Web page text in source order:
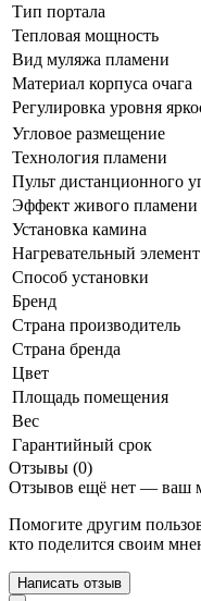
Тип портала
Тепловая мощность
Вид муляжа пламени
Материал корпуса очага
Регулировка уровня
Угловое размещение
Технология пламени
Пульт дистанционного
Эффект живого пламени
Установка камина
Нагревательный элемент
Способ установки
Бренд
Страна производитель
Страна бренда
Цвет
Площадь помещения
Вес
Гарантийный срок
Отзывы (0)
Отзывов ещё нет — ваш
Помогите другим
кто поделится своим
Написать отзыв